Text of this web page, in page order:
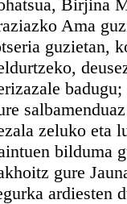
Birjina
Ama
guzietan,
zeluko eta
bilduma
gure
ardiesten